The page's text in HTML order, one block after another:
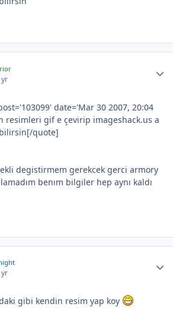
yr
date='Mar 30 2007, 20:04
resimleri gif e çevirip imageshack.us a
quote]
degistirmem gerekcek gerci armory
benım bilgiler hep aynı kaldı
yr
gibi kendin resim yap koy